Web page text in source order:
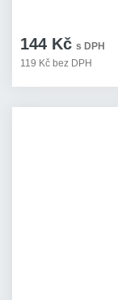
144 Kč s DPH
119 Kč bez DPH